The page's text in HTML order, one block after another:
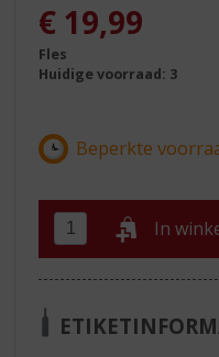
€ 19,99
Fles
Huidige voorraad: 3
In